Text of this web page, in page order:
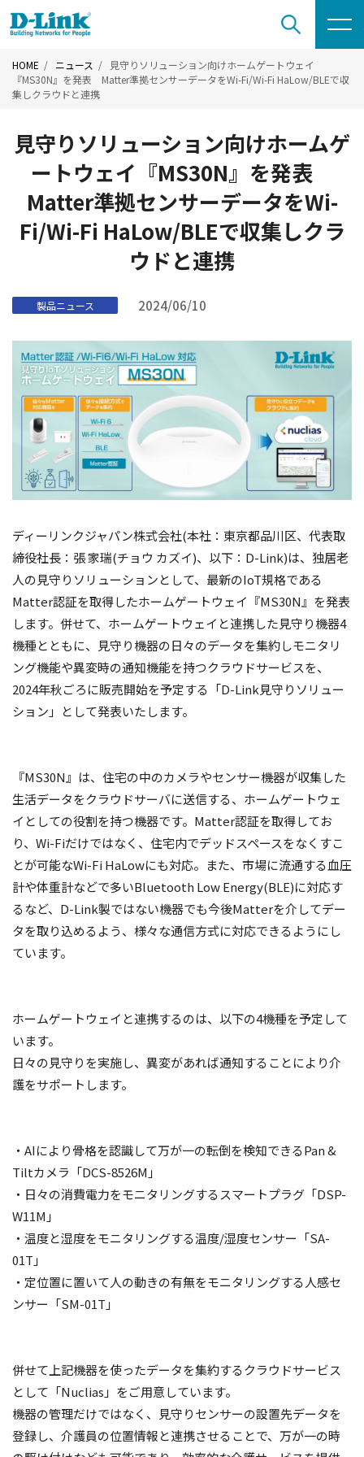
HOME ニュース
見守りソリューション向けホームゲートウェイ
『MS30N』を発表 Matter準拠センサーデータをWi-Fi/Wi-Fi HaLow/BLEで収
集しクラウドと連携
見守りソリューション向けホームゲ
ートウェイ『MS30N』を発表
Matter準拠センサーデータをWi-
Fi/Wi-Fi HaLow/BLEで収集しクラ
ウドと連携
製品ニュース 2024/06/10
ディーリンクジャパン株式会社(本社：東京都品川区、代表取
締役社長：張 家瑞(チョウ カズイ)、以下：D-Link)は、独居老
人の見守りソリューションとして、最新のIoT規格である
Matter認証を取得したホームゲートウェイ『MS30N』を発表
します。併せて、ホームゲートウェイと連携した見守り機器4
機種とともに、見守り機器の日々のデータを集約しモニタリ
ング機能や異変時の通知機能を持つクラウドサービスを、
2024年秋ごろに販売開始を予定する「D-Link見守りソリュー
ション」として発表いたします。
『MS30N』は、住宅の中のカメラやセンサー機器が収集した
生活データをクラウドサーバに送信する、ホームゲートウェ
イとしての役割を持つ機器です。Matter認証を取得してお
り、Wi-Fiだけではなく、住宅内でデッドスペースをなくすこ
とが可能なWi-Fi HaLowにも対応。また、市場に流通する血圧
計や体重計などで多いBluetooth Low Energy(BLE)に対応す
るなど、D-Link製ではない機器でも今後Matterを介してデー
タを取り込めるよう、様々な通信方式に対応できるようにし
ています。
ホームゲートウェイと連携するのは、以下の4機種を予定して
います。
日々の見守りを実施し、異変があれば通知することにより介
護をサポートします。
・AIにより骨格を認識して万が一の転倒を検知できるPan &
Tiltカメラ「DCS-8526M」
・日々の消費電力をモニタリングするスマートプラグ「DSP-
W11M」
・温度と湿度をモニタリングする温度/湿度センサー「SA-
01T」
・定位置に置いて人の動きの有無をモニタリングする人感セ
ンサー「SM-01T」
併せて上記機器を使ったデータを集約するクラウドサービス
として「Nuclias」をご用意しています。
機器の管理だけではなく、見守りセンサーの設置先データを
登録し、介護員の位置情報と連携させることで、万が一の時